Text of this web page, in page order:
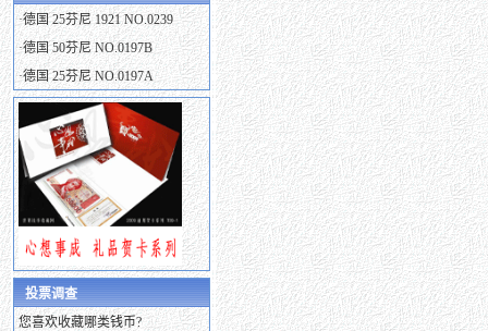
·德国 25芬尼 1921 NO.0239
·德国 50芬尼 NO.0197B
·德国 25芬尼 NO.0197A
投票调查
您喜欢收藏哪类钱币?